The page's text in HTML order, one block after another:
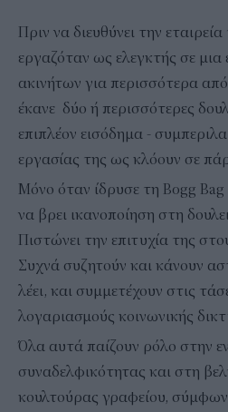
Πριν να διευθύνει την
εργαζόταν ως ελεγκτής σε μια
ακινήτων για περισσότερα
έκανε δύο ή περισσότερες
επιπλέον εισόδημα -
εργασίας της ως κλόουν σε
Μόνο όταν ίδρυσε τη Bogg
να βρει ικανοποίηση στη
Πιστώνει την επιτυχία της
Συχνά συζητούν και κάνουν
λέει, και συμμετέχουν στις
λογαριασμούς κοινωνικής
Όλα αυτά παίζουν ρόλο στην
συναδελφικότητας και στη
κουλτούρας γραφείου,